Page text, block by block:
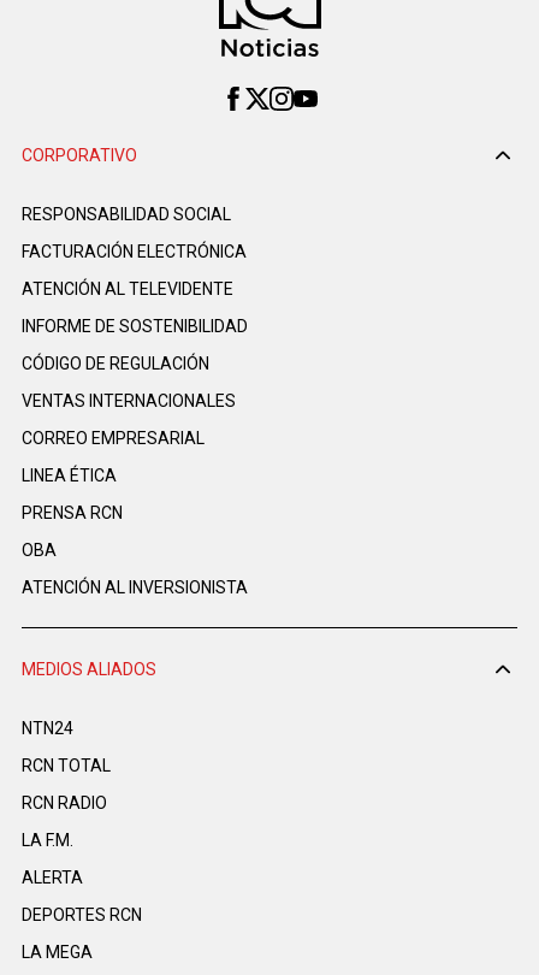
CORPORATIVO
RESPONSABILIDAD SOCIAL
FACTURACIÓN ELECTRÓNICA
ATENCIÓN AL TELEVIDENTE
INFORME DE SOSTENIBILIDAD
CÓDIGO DE REGULACIÓN
VENTAS INTERNACIONALES
CORREO EMPRESARIAL
LINEA ÉTICA
PRENSA RCN
OBA
ATENCIÓN AL INVERSIONISTA
MEDIOS ALIADOS
NTN24
RCN TOTAL
RCN RADIO
LA F.M.
ALERTA
DEPORTES RCN
LA MEGA